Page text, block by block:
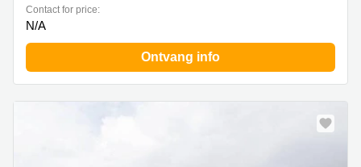
Contact for price:
N/A
Ontvang info